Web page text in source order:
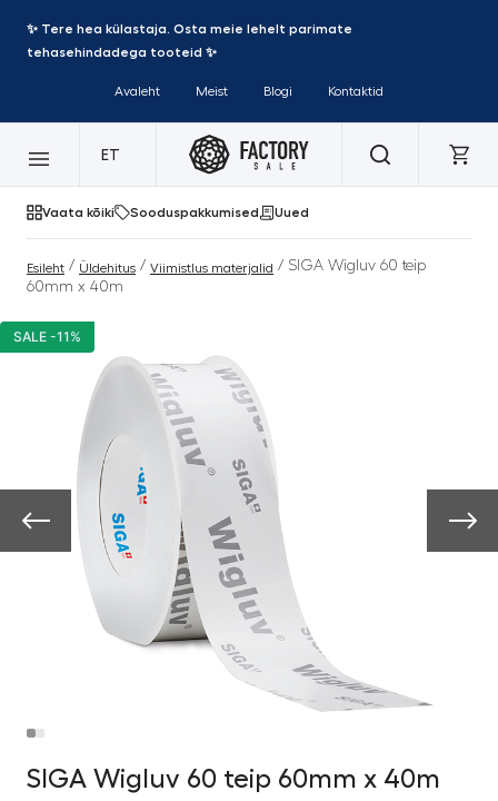
✨ Tere hea külastaja. Osta meie lehelt parimate
tehasehindadega tooteid ✨
Avaleht Meist Blogi Kontaktid
ET
Vaata kõiki Sooduspakkumised Uued
Esileht / Üldehitus / Viimistlus materjalid / SIGA Wigluv 60 teip
60mm x 40m
SALE -11%
SIGA Wigluv 60 teip 60mm x 40m